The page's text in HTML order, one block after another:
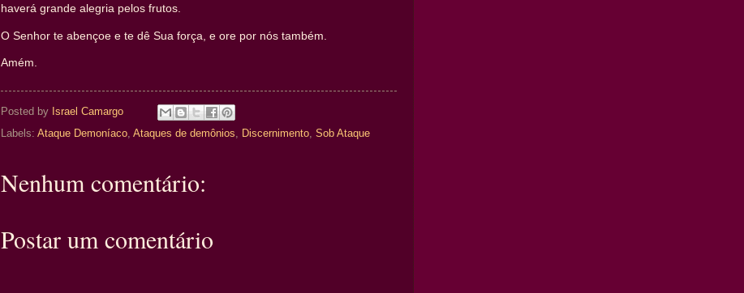
haverá grande alegria pelos frutos.
O Senhor te abençoe e te dê Sua força, e ore por nós também.
Amém.
Posted by Israel Camargo
Labels: Ataque Demoníaco, Ataques de demônios, Discernimento, Sob Ataque
Nenhum comentário:
Postar um comentário